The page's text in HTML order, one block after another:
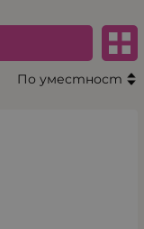
По уместност